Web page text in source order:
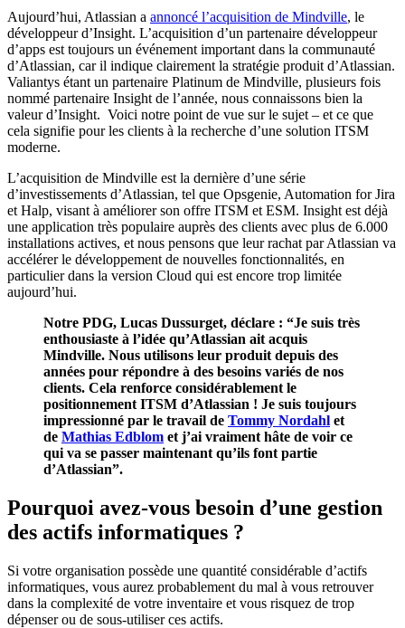
Aujourd’hui, Atlassian a annoncé l’acquisition de Mindville, le
développeur d’Insight. L’acquisition d’un partenaire développeur
d’apps est toujours un événement important dans la communauté
d’Atlassian, car il indique clairement la stratégie produit d’Atlassian.
Valiantys étant un partenaire Platinum de Mindville, plusieurs fois
nommé partenaire Insight de l’année, nous connaissons bien la
valeur d’Insight. Voici notre point de vue sur le sujet – et ce que
cela signifie pour les clients à la recherche d’une solution ITSM
moderne.
L’acquisition de Mindville est la dernière d’une série
d’investissements d’Atlassian, tel que Opsgenie, Automation for Jira
et Halp, visant à améliorer son offre ITSM et ESM. Insight est déjà
une application très populaire auprès des clients avec plus de 6.000
installations actives, et nous pensons que leur rachat par Atlassian va
accélérer le développement de nouvelles fonctionnalités, en
particulier dans la version Cloud qui est encore trop limitée
aujourd’hui.
Notre PDG, Lucas Dussurget, déclare : “Je suis très
enthousiaste à l’idée qu’Atlassian ait acquis
Mindville. Nous utilisons leur produit depuis des
années pour répondre à des besoins variés de nos
clients. Cela renforce considérablement le
positionnement ITSM d’Atlassian ! Je suis toujours
impressionné par le travail de Tommy Nordahl et
de Mathias Edblom et j’ai vraiment hâte de voir ce
qui va se passer maintenant qu’ils font partie
d’Atlassian”.
Pourquoi avez-vous besoin d’une gestion
des actifs informatiques ?
Si votre organisation possède une quantité considérable d’actifs
informatiques, vous aurez probablement du mal à vous retrouver
dans la complexité de votre inventaire et vous risquez de trop
dépenser ou de sous-utiliser ces actifs.